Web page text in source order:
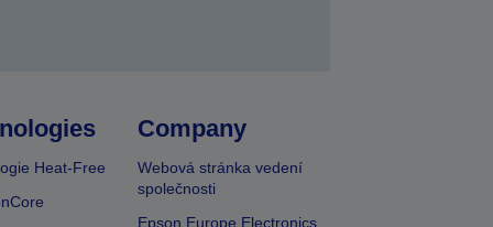
Heat-Free
Company
Webová stránka vedení
společnosti
Epson Europe Electronics